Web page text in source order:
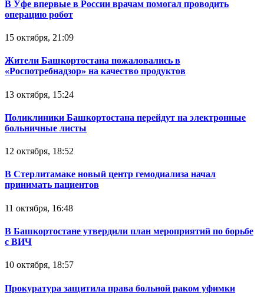
В Уфе впервые в России врачам помогал проводить
операцию робот
15 октября, 21:09
Жители Башкортостана пожаловались в
«Роспотребнадзор» на качество продуктов
13 октября, 15:24
Поликлиники Башкортостана перейдут на электронные
больничные листы
12 октября, 18:52
В Стерлитамаке новый центр гемодиализа начал
принимать пациентов
11 октября, 16:48
В Башкортостане утвердили план мероприятий по борьбе
с ВИЧ
10 октября, 18:57
Прокуратура защитила права больной раком уфимки